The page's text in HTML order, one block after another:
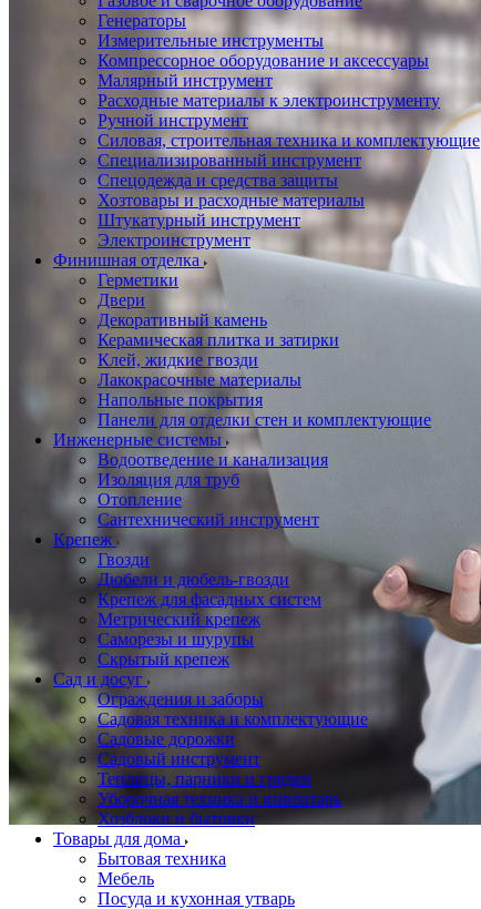
Генераторы
Измерительные инструменты
Компрессорное оборудование и аксессуары
Малярный инструмент
Расходные материалы к электроинструменту
Ручной инструмент
Силовая, строительная техника и комплектующие
Специализированный инструмент
Спецодежда и средства защиты
Хозтовары и расходные материалы
Штукатурный инструмент
Электроинструмент
Финишная отделка
Герметики
Двери
Декоративный камень
Керамическая плитка и затирки
Клей, жидкие гвозди
Лакокрасочные материалы
Напольные покрытия
Панели для отделки стен и комплектующие
Инженерные системы
Водоотведение и канализация
Изоляция для труб
Отопление
Сантехнический инструмент
Крепеж
Гвозди
Дюбели и дюбель-гвозди
Крепеж для фасадных систем
Метрический крепеж
Саморезы и шурупы
Скрытый крепеж
Сад и досуг
Ограждения и заборы
Садовая техника и комплектующие
Садовые дорожки
Садовый инструмент
Теплицы, парники и грядки
Уборочная техника и инвентарь
Хозблоки и бытовки
Товары для дома
Бытовая техника
Мебель
Посуда и кухонная утварь